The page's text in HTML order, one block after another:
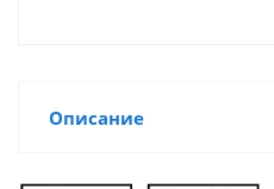
Описание